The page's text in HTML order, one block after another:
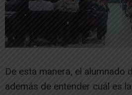
De esta manera, el alumnado
además de entender cuál es